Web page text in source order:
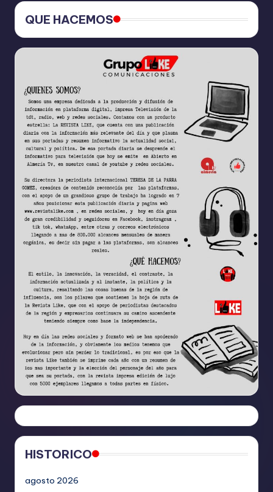
QUE HACEMOS
HISTORICO
agosto 2026